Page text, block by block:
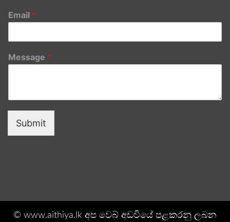
Email *
Message *
Submit
© www.aithiya.lk අප වෙබ් අඩවියේ පළකරනු ලබන